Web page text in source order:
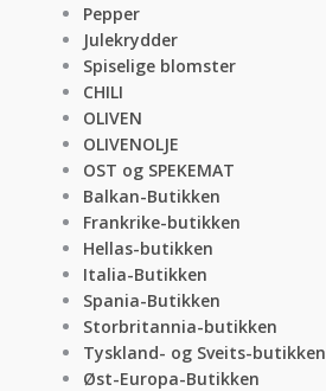
Pepper
Julekrydder
Spiselige blomster
CHILI
OLIVEN
OLIVENOLJE
OST og SPEKEMAT
Balkan-Butikken
Frankrike-butikken
Hellas-butikken
Italia-Butikken
Spania-Butikken
Storbritannia-butikken
Tyskland- og Sveits-butikken
Øst-Europa-Butikken